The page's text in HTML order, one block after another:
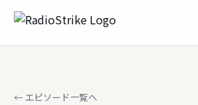
← エピソード一覧へ